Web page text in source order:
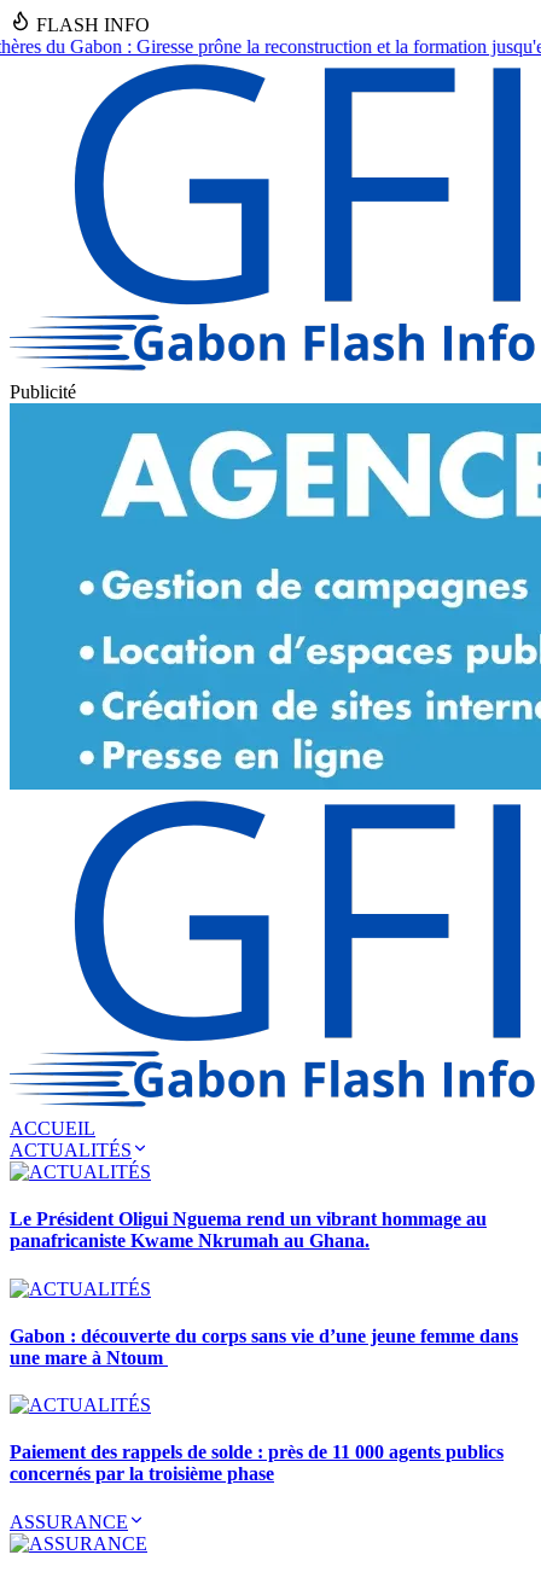
FLASH INFO
et la formation jusqu'en 2030.●Asecna Gabon :
Publicité
ACCUEIL
ACTUALITÉS
Le Président Oligui Nguema rend un vibrant hommage au
panafricaniste Kwame Nkrumah au Ghana.
Gabon : découverte du corps sans vie d’une jeune femme dans
une mare à Ntoum
Paiement des rappels de solde : près de 11 000 agents publics
concernés par la troisième phase
ASSURANCE